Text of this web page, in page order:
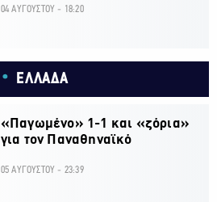
04 ΑΥΓΟΥΣΤΟΥ - 18:20
ΕΛΛΑΔΑ
«Παγωμένο» 1-1 και «ζόρια»
για τον Παναθηναϊκό
05 ΑΥΓΟΥΣΤΟΥ - 23:39